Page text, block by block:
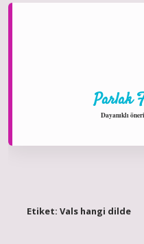
Parlak
Dayanıklı
Etiket: Vals hangi dilde